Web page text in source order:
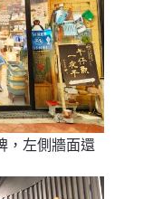
，左側牆面還